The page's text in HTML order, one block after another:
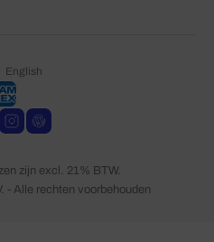
English
- Alle rechten voorbehouden
zijn excl. 21% BTW.